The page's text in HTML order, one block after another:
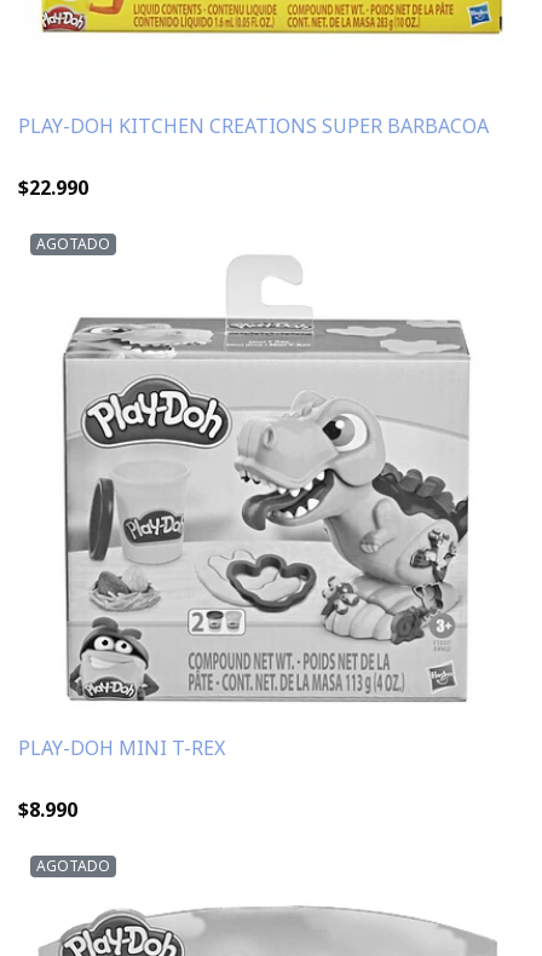
PLAY-DOH KITCHEN CREATIONS SUPER BARBACOA
$22.990
AGOTADO
PLAY-DOH MINI T-REX
$8.990
AGOTADO